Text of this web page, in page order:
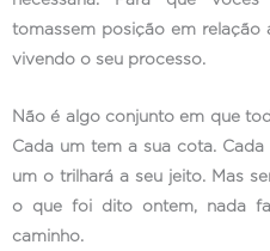
tomassem posição em relação
vivendo o seu processo.
Não é algo conjunto em que
Cada um tem a sua cota.
um o trilhará a seu jeito. Mas
o que foi dito ontem, nada
caminho.